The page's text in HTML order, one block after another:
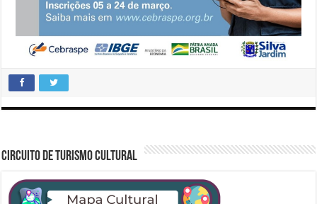
CIRCUITO DE TURISMO CULTURAL